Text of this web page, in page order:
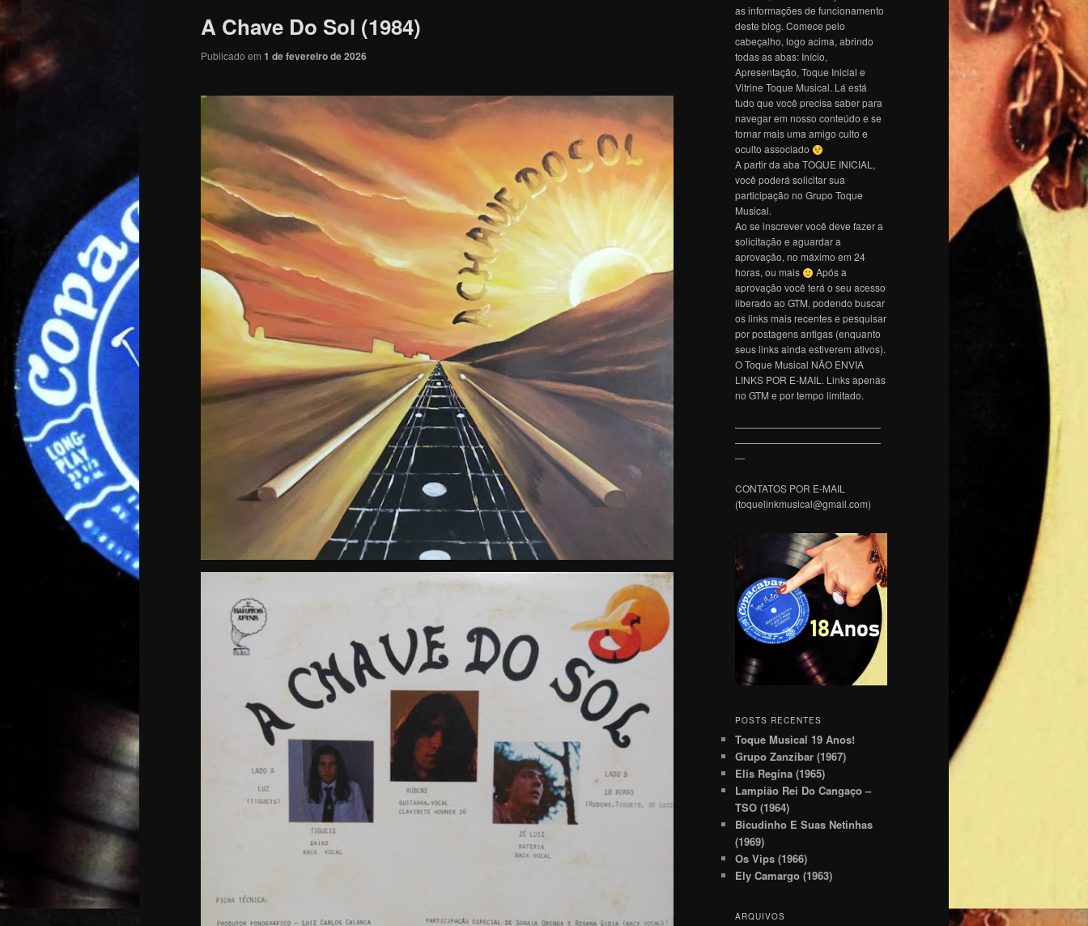
A Chave Do Sol (1984)
Publicado em 1 de fevereiro de 2026
as informações de funcionamento
deste blog. Comece pelo
cabeçalho, logo acima, abrindo
todas as abas: Início,
Apresentação, Toque Inicial e
Vitrine Toque Musical. Lá está
tudo que você precisa saber para
navegar em nosso conteúdo e se
tornar mais uma amigo culto e
oculto associado
A partir da aba TOQUE INICIAL,
você poderá solicitar sua
participação no Grupo Toque
Musical.
Ao se inscrever você deve fazer a
solicitação e aguardar a
aprovação, no máximo em 24
horas, ou mais
Após a
aprovação você terá o seu acesso
liberado ao GTM, podendo buscar
os links mais recentes e pesquisar
por postagens antigas (enquanto
seus links ainda estiverem ativos).
O Toque Musical NÃO ENVIA
LINKS POR E-MAIL. Links apenas
no GTM e por tempo limitado.
———————————————
———————————————
—
CONTATOS POR E-MAIL
(toquelinkmusical@gmail.com)
POSTS RECENTES
Toque Musical 19 Anos!
Grupo Zanzibar (1967)
Elis Regina (1965)
Lampião Rei Do Cangaço –
TSO (1964)
Bicudinho E Suas Netinhas
(1969)
Os Vips (1966)
Ely Camargo (1963)
ARQUIVOS